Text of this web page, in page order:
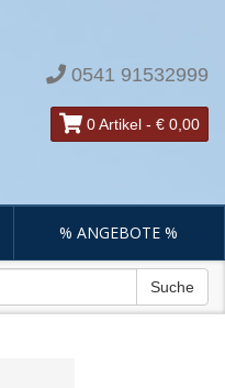
0541 91532999
0 Artikel - € 0,00
% ANGEBOTE %
Suche